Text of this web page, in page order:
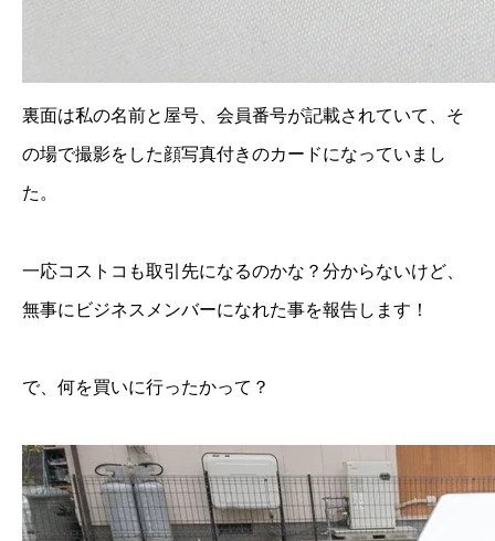
裏面は私の名前と屋号、会員番号が記載されていて、そ
の場で撮影をした顔写真付きのカードになっていまし
た。
一応コストコも取引先になるのかな？分からないけど、
無事にビジネスメンバーになれた事を報告します！
で、何を買いに行ったかって？